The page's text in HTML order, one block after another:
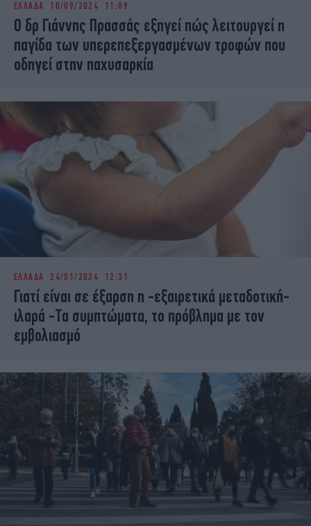
iBOOKS
OSCARS
THE OCEAN
MEDIA
ELAMEFORA
ΕΛΛΑΔΑ 10/09/2024 11:09
Ο δρ Γιάννης Πρασσάς εξηγεί πώς λειτουργεί η
παγίδα των υπερεπεξεργασμένων τροφών που
οδηγεί στην παχυσαρκία
ΕΛΛΑΔΑ 24/01/2024 12:31
Γιατί είναι σε έξαρση η -εξαιρετικά μεταδοτική-
ιλαρά -Τα συμπτώματα, το πρόβλημα με τον
εμβολιασμό